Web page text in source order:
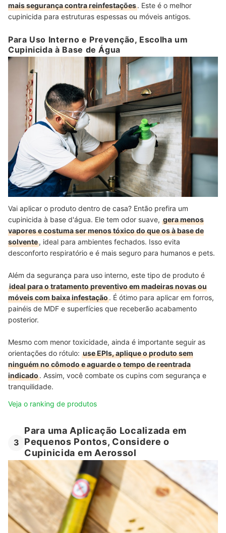
mais segurança contra reinfestações. Este é o melhor
cupinicida para estruturas espessas ou móveis antigos.
Para Uso Interno e Prevenção, Escolha um
Cupinicida à Base de Água
Vai aplicar o produto dentro de casa? Então prefira um
cupinicida à base d'água. Ele tem odor suave, gera menos
vapores e costuma ser menos tóxico do que os à base de
solvente, ideal para ambientes fechados. Isso evita
desconforto respiratório e é mais seguro para humanos e pets.
Além da segurança para uso interno, este tipo de produto é
ideal para o tratamento preventivo em madeiras novas ou
móveis com baixa infestação. É ótimo para aplicar em forros,
painéis de MDF e superfícies que receberão acabamento
posterior.
Mesmo com menor toxicidade, ainda é importante seguir as
orientações do rótulo: use EPIs, aplique o produto sem
ninguém no cômodo e aguarde o tempo de reentrada
indicado. Assim, você combate os cupins com segurança e
tranquilidade.
Veja o ranking de produtos
3
Para uma Aplicação Localizada em
Pequenos Pontos, Considere o
Cupinicida em Aerossol